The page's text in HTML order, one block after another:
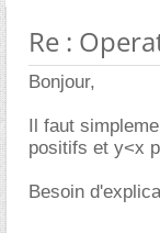
Re :
Bonjour,
Il faut
positifs et y<x
Besoin